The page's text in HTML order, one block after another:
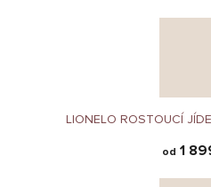
LIONELO ROSTOUCÍ
od 1